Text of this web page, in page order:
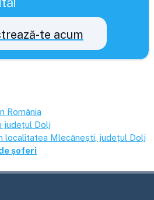
te acum
România
județul Dolj
localitatea Mlecănești , județul Dolj
șoferi